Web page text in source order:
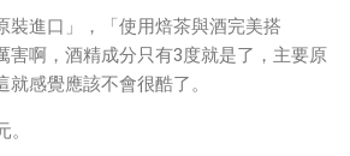
裝進口」，「使用焙茶與酒完美搭
害啊，酒精成分只有3度就是了，主要原
感覺應該不會很酷了。